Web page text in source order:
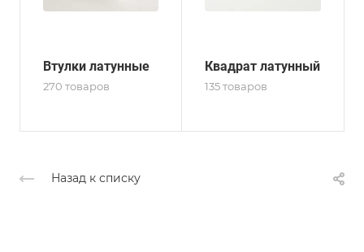
Втулки латунные
270 товаров
Квадрат латунный
135 товаров
Назад к списку